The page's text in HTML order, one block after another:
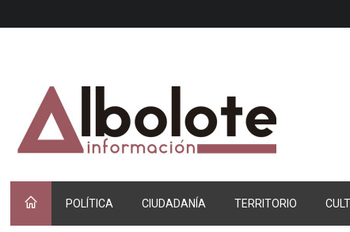
POLÍTICA CIUDADANÍA TERRITORIO